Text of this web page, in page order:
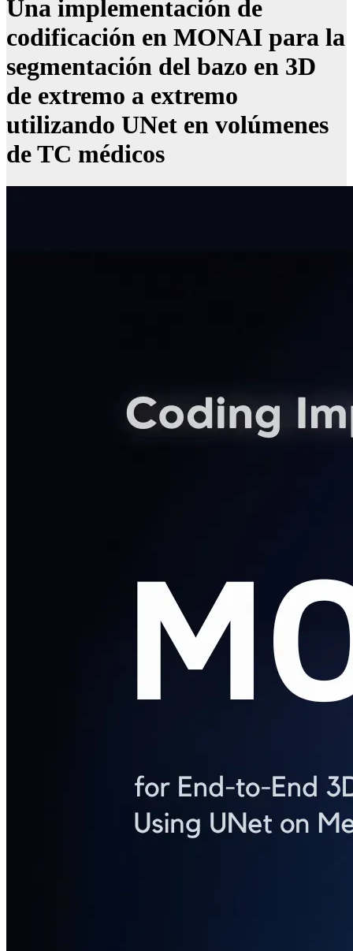
Una implementación de
codificación en MONAI para la
segmentación del bazo en 3D
de extremo a extremo
utilizando UNet en volúmenes
de TC médicos